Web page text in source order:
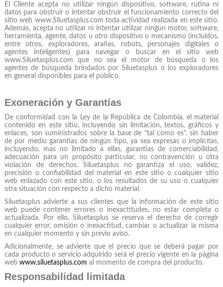
El Cliente acepta no utilizar ningún dispositivo, software, rutina ni
datos para obstruir o intentar obstruir el funcionamiento correcto del
sitio web www.Siluetasplus.com toda actividad realizada en este sitio.
Además, acepta no utilizar ni intentar utilizar ningún motor, software,
herramienta, agente, datos u otro dispositivo o mecanismo (incluidos,
entre otros, exploradores, arañas, robots, personajes digitales o
agentes inteligentes) para navegar o buscar en el sitio web
www.Siluetasplus.com que no sea el motor de búsqueda o los
agentes de búsqueda brindados por Siluetasplus o los exploradores
en general disponibles para el público.
Exoneración y Garantías
De conformidad con la Ley de la República de Colombia, el material
contenido en este sitio, incluyendo sin limitación, textos, gráficos y
enlaces, son suministrados sobre la base de "tal como es", sin haber
de por medio garantías de ningún tipo, ya sea expresas o implícitas,
incluyendo, mas no limitado a ellas, garantías de comerciabilidad,
adecuación para un propósito particular, no contravención u otra
violación de derechos. Siluetasplus no garantiza el uso, validez,
precisión o confiabilidad del material en este sitio o cualquier sitio
web enlazado con este sitio, o los resultados de su uso o cualquier
otra situación con respecto a dicho material.
Siluetasplus advierte a sus clientes que la información de este sitio
web puede contener errores o inexactitudes, no estar completa o
actualizada. Por ello, Siluetasplus se reserva el derecho de corregir
cualquier error, omisión o inexactitud, cambiar o actualizar la misma
en cualquier momento y sin previo aviso.
Adicionalmente, se advierte que el precio que se deberá pagar por
cada producto o servicio adquirido será el precio vigente en la página
web www.siluetasplus.com al momento de compra del producto.
Responsabilidad limitada